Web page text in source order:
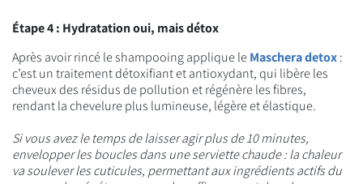
Étape 4 : Hydratation oui, mais détox
Après avoir rincé le shampooing applique leMaschera detox:
c’est un traitement détoxifiant et antioxydant, qui libère les
cheveux des résidus de pollution et régénère les fibres,
rendant la chevelure plus lumineuse, légère et élastique.
Si vous avez le temps de laisser agir plus de 10 minutes,
envelopper les boucles dans une serviette chaude : la chaleur
va soulever les cuticules, permettant aux ingrédients actifs du